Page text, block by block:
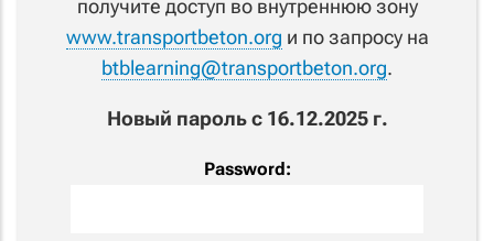
получите доступ во внутреннюю зону
www.transportbeton.org и по запросу на
btblearning@transportbeton.org.
Новый пароль с 16.12.2025 г.
Password: